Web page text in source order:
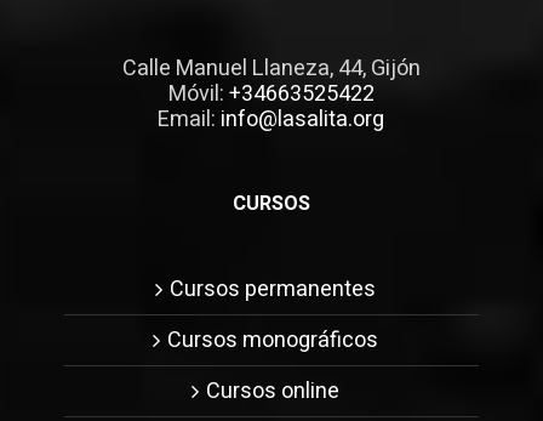
Calle Manuel Llaneza, 44, Gijón
Móvil:+34663525422
Email: info@lasalita.org
CURSOS
Cursos permanentes
Cursos monográficos
Cursos online